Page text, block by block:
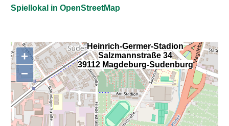
Spiellokal in OpenStreetMap
+
−
Heinrich-Germer-Stadion
Salzmannstraße 34
39112 Magdeburg-Sudenburg
,